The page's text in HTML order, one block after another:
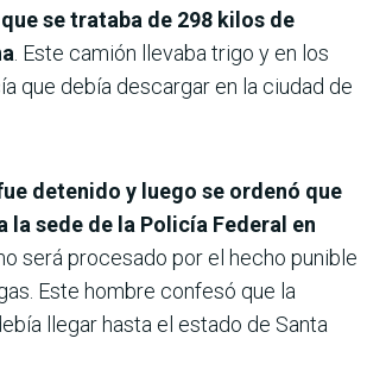
se trataba de 298 kilos de
. Este camión llevaba trigo y en los
que debía descargar en la ciudad de
detenido y luego se ordenó que
la sede de la Policía Federal en
será procesado por el hecho punible
Este hombre confesó que la
llegar hasta el estado de Santa